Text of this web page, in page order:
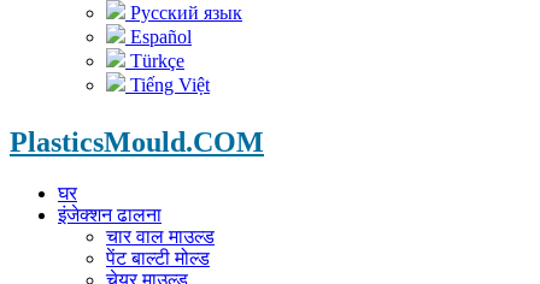
Русский язык
Español
Türkçe
Tiếng Việt
PlasticsMould.COM
घर
इंजेक्शन ढालना
चार वाल माउल्ड
पेंट बाल्टी मोल्ड
चेयर माउल्ड